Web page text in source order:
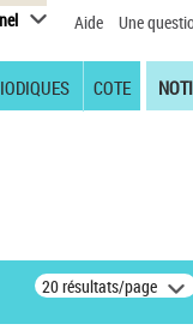
Aide Une
COTE
20 résultats/page